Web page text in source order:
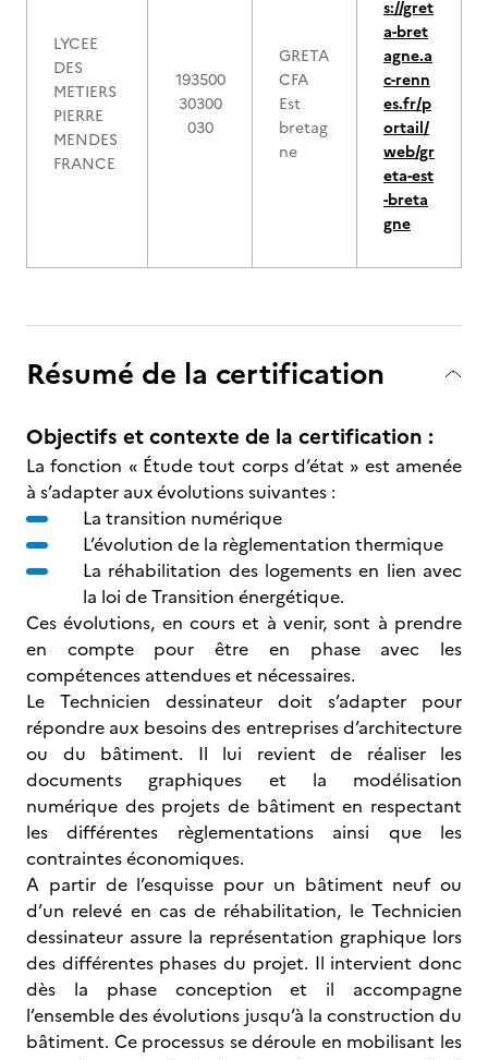
LYCEE
DES
METIERS
PIERRE
MENDES
FRANCE
193500
30300
030
GRETA
CFA
Est
bretag
ne
s://gret
a-bret
agne.a
c-renn
es.fr/p
ortail/
web/gr
eta-est
-breta
gne
Résumé de la certification
Objectifs et contexte de la certification :
La fonction « Étude tout corps d’état » est amenée
à s’adapter aux évolutions suivantes :
La transition numérique
L’évolution de la règlementation thermique
La réhabilitation des logements en lien avec
la loi de Transition énergétique.
Ces évolutions, en cours et à venir, sont à prendre
en compte pour être en phase avec les
compétences attendues et nécessaires.
Le Technicien dessinateur doit s’adapter pour
répondre aux besoins des entreprises d’architecture
ou du bâtiment. Il lui revient de réaliser les
documents graphiques et la modélisation
numérique des projets de bâtiment en respectant
les différentes règlementations ainsi que les
contraintes économiques.
A partir de l’esquisse pour un bâtiment neuf ou
d’un relevé en cas de réhabilitation, le Technicien
dessinateur assure la représentation graphique lors
des différentes phases du projet. Il intervient donc
dès la phase conception et il accompagne
l’ensemble des évolutions jusqu’à la construction du
bâtiment. Ce processus se déroule en mobilisant les